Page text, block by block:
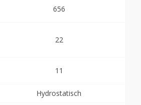
656
22
11
Hydrostatisch